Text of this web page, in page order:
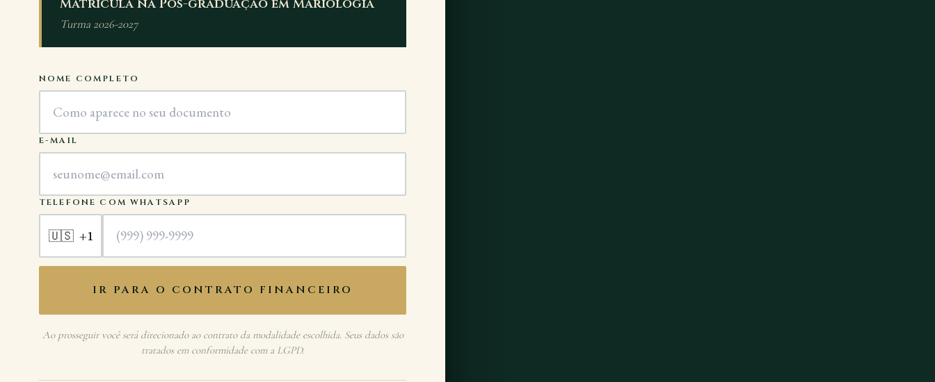
Matrícula na Pós-graduação em Mariologia
Turma 2026-2027
NOME COMPLETO
E-MAIL
TELEFONE COM WHATSAPP
🇺🇸 +1
IR PARA O CONTRATO FINANCEIRO
Ao prosseguir você será direcionado ao contrato da modalidade escolhida. Seus dados são
tratados em conformidade com a LGPD.